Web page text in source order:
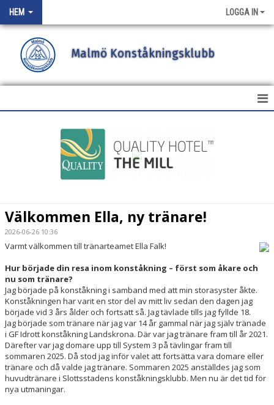
HEM LOGGA IN
Malmö Konståkningsklubb
BILDGALLERI
Välkommen Ella, ny tränare!
2026-06-26 10:36
Varmt välkommen till tränarteamet Ella Falk!
Hur började din resa inom konståkning – först som åkare och
nu som tränare?
Jag började på konståkning i samband med att min storasyster åkte.
Konståkningen har varit en stor del av mitt liv sedan den dagen jag
började vid 3 års ålder och fortsatt så. Jag tävlade tills jag fyllde 18.
Jag började som tränare när jag var 14 år gammal när jag själv tränade
i GF Idrott konståkning Landskrona. Där var jag tränare fram till år 2021.
Därefter var jag domare upp till System 3 på tävlingar fram till
sommaren 2025. Då stod jag inför valet att fortsätta vara domare eller
tränare och då valde jag tränare. Sommaren 2025 anställdes jag som
huvudtränare i Slottsstadens konståkningsklubb. Men nu är det tid för
nya utmaningar.